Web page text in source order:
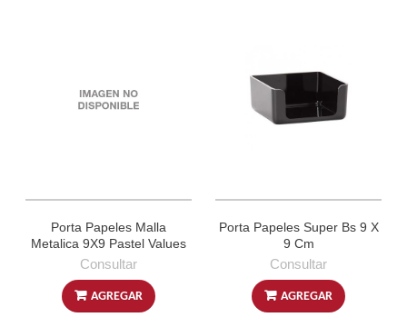
Porta Papeles Malla
Metalica 9X9 Pastel Values
Consultar
AGREGAR
Porta Papeles Super Bs 9 X
9 Cm
Consultar
AGREGAR